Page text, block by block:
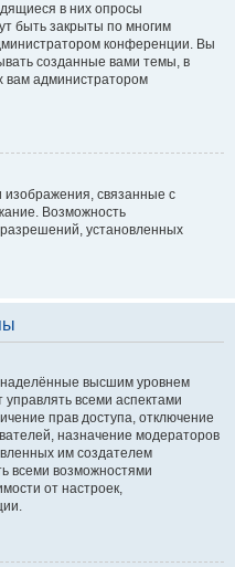
в них опросы
быть закрыты по многим
конференции. Вы
созданные вами темы, в
вам администратором
связанные с
Возможность
установленных
высшим уровнем
всеми аспектами
прав доступа, отключение
назначение модераторов
им создателем
всеми возможностями
от настроек,